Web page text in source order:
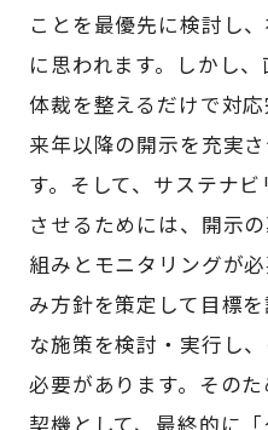
ことを最優先に検討し
に思われます。しかし
体裁を整えるだけで対
来年以降の開示を充実
す。そして、サステナ
させるためには、開示
組みとモニタリングが
み方針を策定して目標
な施策を検討・実行し
必要があります。その